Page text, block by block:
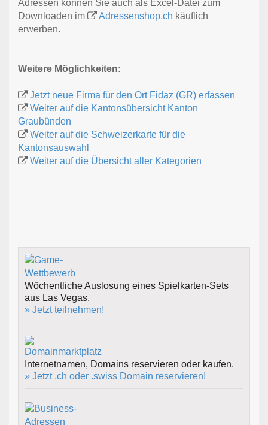
Adressen können Sie auch als Excel-Datei zum
Downloaden im
Adressenshop.ch käuflich
erwerben.
Weitere Möglichkeiten:
Jetzt neue Firma für den Ort Fidaz (GR) erfassen
Weiter auf die Kantonsübersicht Kanton
Graubünden
Weiter auf die Schweizerkarte für die
Kantonsauswahl
Weiter auf die Übersicht aller Kategorien
Wöchentliche Auslosung eines Spielkarten-Sets
aus Las Vegas.
» Jetzt teilnehmen!
Internetnamen, Domains reservieren oder kaufen.
» Jetzt .ch oder .swiss Domain reservieren!